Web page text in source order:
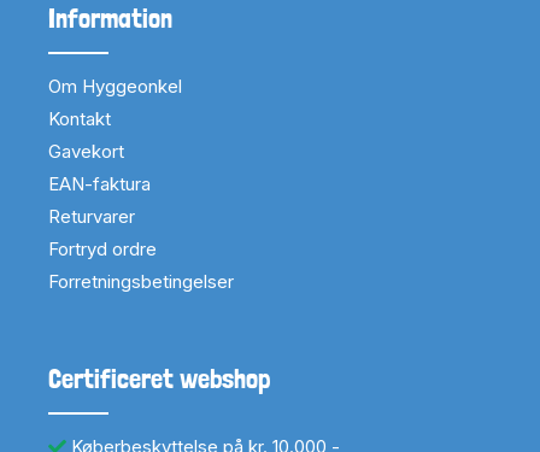
Information
Om Hyggeonkel
Kontakt
Gavekort
EAN-faktura
Returvarer
Fortryd ordre
Forretningsbetingelser
Certificeret webshop
Køberbeskyttelse på kr. 10.000,-